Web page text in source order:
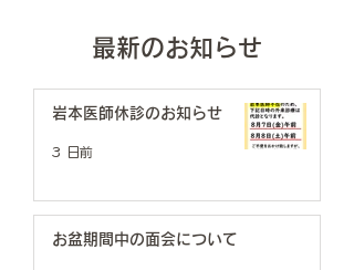
最新のお知らせ
岩本医師休診のお知らせ
3 日前
お盆期間中の面会について